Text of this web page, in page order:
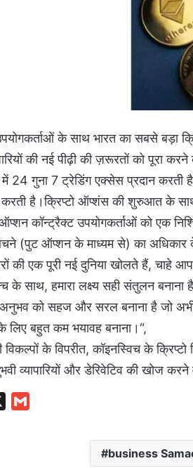
के साथ भारत का सबसे बड़ा
की नई पीढ़ी की ज़रूरतों को
में 24 गुना 7 ट्रेडिंग एक्सेस प्रदान
है।क्रिप्टो ऑप्शंस की शुरुआत के साथ
कॉन्ट्रैक्ट उपयोगकर्ताओं को एक
(पुट ऑप्शन के माध्यम से) का अधिकार देते
एक पूरी नई दुनिया खोलते हैं, चाहे आप
के साथ, हमारा लक्ष्य सही संतुलन
अनुभव को सहज और सरल बनाना है जो
लिए बहुत कम भयावह बनाना।“,
विकल्पों के विपरीत, कॉइनस्विच के
व्यापारियों और डेरिवेटिव की खोज
business